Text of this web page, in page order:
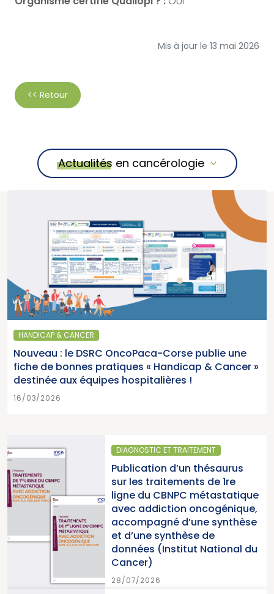
Mis à jour le 13 mai 2026
<< Retour
Actualités en cancérologie
HANDICAP & CANCER
Nouveau : le DSRC OncoPaca-Corse publie une
fiche de bonnes pratiques « Handicap & Cancer »
destinée aux équipes hospitalières !
16/03/2026
ET TRAITEMENT
d’un thésaurus
les traitements de 1re
du CBNPC métastatique
addiction oncogénique,
d’une synthèse
synthèse de
(Institut National du
du
15/